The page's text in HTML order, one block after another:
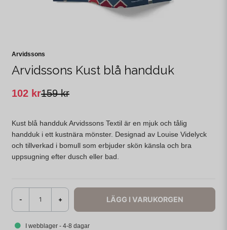
Arvidssons
Arvidssons Kust blå handduk
159 kr
102 kr
Kust blå handduk Arvidssons Textil är en mjuk och tålig
handduk i ett kustnära mönster. Designad av Louise Videlyck
och tillverkad i bomull som erbjuder skön känsla och bra
uppsugning efter dusch eller bad.
- + LÄGG I VARUKORGEN
I webblager - 4-8 dagar